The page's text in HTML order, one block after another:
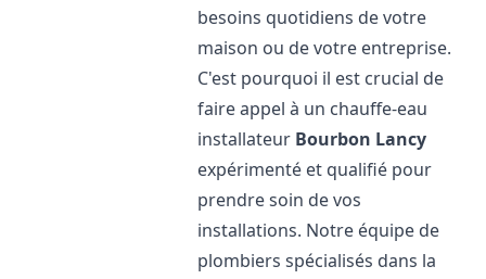
besoins quotidiens de votre
maison ou de votre entreprise.
C'est pourquoi il est crucial de
faire appel à un chauffe-eau
installateur Bourbon Lancy
expérimenté et qualifié pour
prendre soin de vos
installations. Notre équipe de
plombiers spécialisés dans la